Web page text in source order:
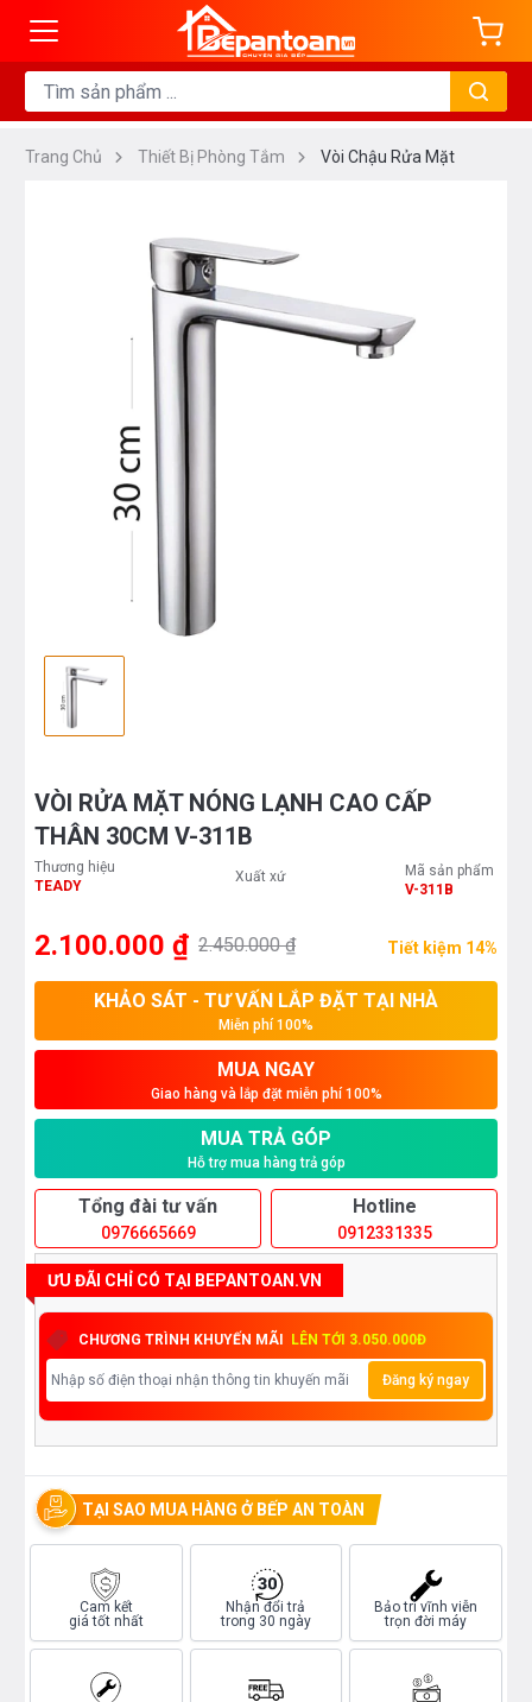
Trang Chủ Thiết Bị Phòng Tắm Vòi Chậu Rửa Mặt
VÒI RỬA MẶT NÓNG LẠNH CAO CẤP
THÂN 30CM V-311B
Thương hiệu
TEADY
Xuất xứ
Mã sản phẩm
V-311B
2.100.000 ₫ 2.450.000 ₫ Tiết kiệm 14%
KHẢO SÁT - TƯ VẤN LẮP ĐẶT TẠI NHÀ
Miễn phí 100%
MUA NGAY
Giao hàng và lắp đặt miễn phí 100%
MUA TRẢ GÓP
Hỗ trợ mua hàng trả góp
Tổng đài tư vấn
0976665669
Hotline
0912331335
ƯU ĐÃI CHỈ CÓ TẠI BEPANTOAN.VN
CHƯƠNG TRÌNH KHUYẾN MÃI LÊN TỚI 3.050.000Đ
Đăng ký ngay
TẠI SAO MUA HÀNG Ở BẾP AN TOÀN
Cam kết
giá tốt nhất
Nhận đổi trả
trong 30 ngày
Bảo trì vĩnh viễn
trọn đời máy